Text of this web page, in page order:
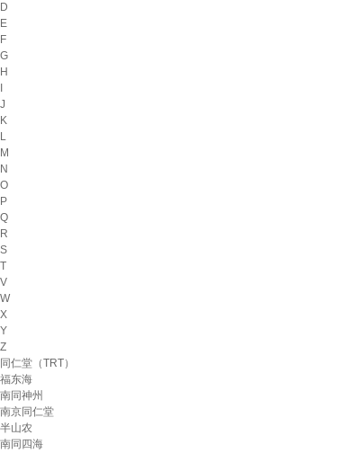
D
E
F
G
H
J
K
L
M
N
O
P
Q
R
S
T
V
W
X
Y
Z
同仁堂（TRT）
福东海
南同神州
南京同仁堂
半山农
南同四海